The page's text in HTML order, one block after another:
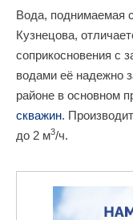
Вода, поднимаемая с
Кузнецова,
соприкосновения с
водами её надежно
районе в основном
скважин.
до 2 м3/ч.